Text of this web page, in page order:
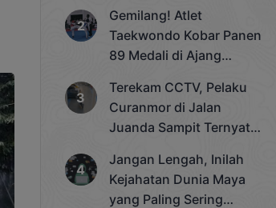
Gemilang! Atlet
Taekwondo Kobar Panen
89 Medali di Ajang
Cup 2025
Terekam CCTV, Pelaku
Curanmor di Jalan
Juanda Sampit Ternyata
Jangan Lengah, Inilah
Kejahatan Dunia Maya
yang Paling Sering